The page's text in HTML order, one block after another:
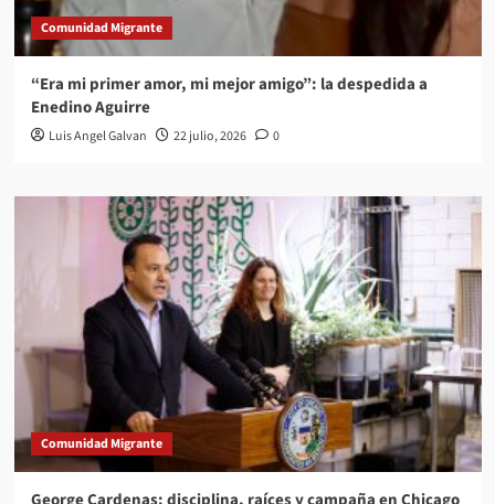
Comunidad Migrante
“Era mi primer amor, mi mejor amigo”: la despedida a
Enedino Aguirre
Luis Angel Galvan 22 julio, 2026 0
Comunidad Migrante